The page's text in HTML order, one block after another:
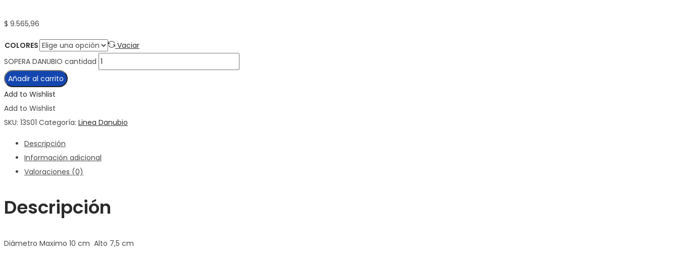
$ 9.565,96
COLORES
Vaciar
SOPERA DANUBIO cantidad
Añadir al carrito
Add to Wishlist
Add to Wishlist
SKU: 13S01 Categoría: Linea Danubio
Descripción
Información adicional
Valoraciones (0)
Descripción
Diámetro Maximo 10 cm Alto 7,5 cm